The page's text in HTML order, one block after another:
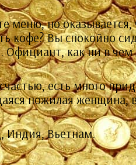
меню, но оказывается,
кофе? Вы спокойно
Официант, как ни в
есть много
пожилая женщина,
Индия, Вьетнам.